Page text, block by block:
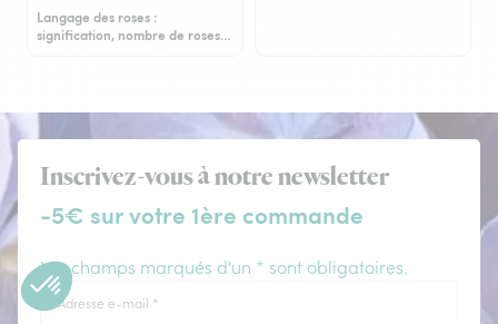
Langage des roses :
signification, nombre de roses…
Inscrivez-vous à notre newsletter
-5€ sur votre 1ère commande
Les champs marqués d'un * sont obligatoires.
Adresse e-mail *